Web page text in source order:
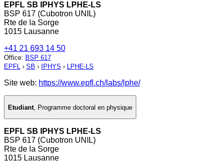
EPFL SB IPHYS LPHE-LS
BSP 617 (Cubotron UNIL)
Rte de la Sorge
1015 Lausanne
+41 21 693 14 50
Office: BSP 617
EPFL › SB › IPHYS › LPHE-LS
Site web: https://www.epfl.ch/labs/lphe/
Etudiant Programme doctoral en physique
EPFL SB IPHYS LPHE-LS
BSP 617 (Cubotron UNIL)
Rte de la Sorge
1015 Lausanne